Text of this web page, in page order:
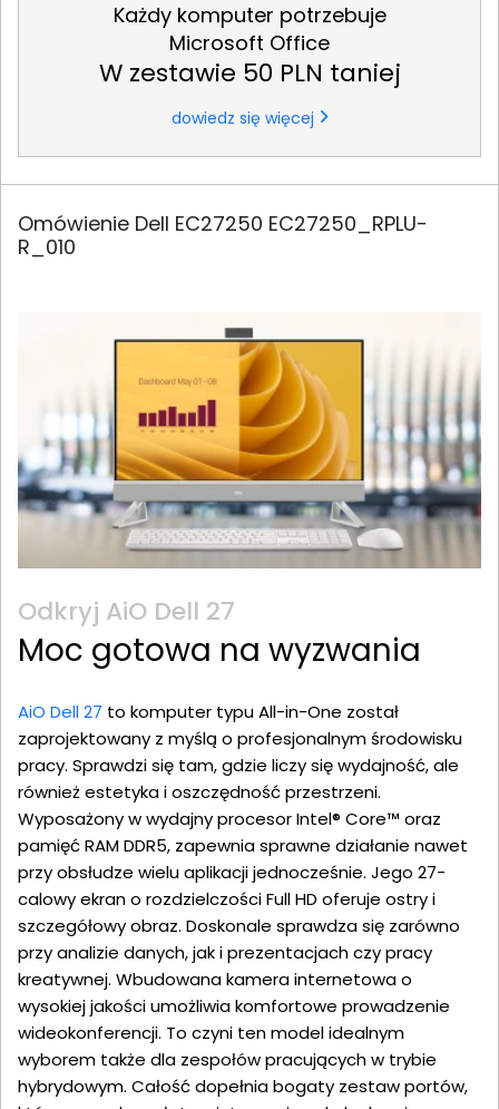
Każdy komputer potrzebuje
Microsoft Office
W zestawie 50 PLN taniej
dowiedz się więcej
Omówienie Dell EC27250 EC27250_RPLU-
R_010
Odkryj AiO Dell 27
Moc gotowa na wyzwania
AiO Dell 27 to komputer typu All-in-One został
zaprojektowany z myślą o profesjonalnym środowisku
pracy. Sprawdzi się tam, gdzie liczy się wydajność, ale
również estetyka i oszczędność przestrzeni.
Wyposażony w wydajny procesor Intel® Core™ oraz
pamięć RAM DDR5, zapewnia sprawne działanie nawet
przy obsłudze wielu aplikacji jednocześnie. Jego 27-
calowy ekran o rozdzielczości Full HD oferuje ostry i
szczegółowy obraz. Doskonale sprawdza się zarówno
przy analizie danych, jak i prezentacjach czy pracy
kreatywnej. Wbudowana kamera internetowa o
wysokiej jakości umożliwia komfortowe prowadzenie
wideokonferencji. To czyni ten model idealnym
wyborem także dla zespołów pracujących w trybie
hybrydowym. Całość dopełnia bogaty zestaw portów,